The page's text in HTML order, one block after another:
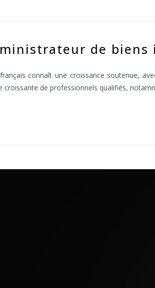
de
connaît une croissance soutenue,
croissante de professionnels qualifiés,